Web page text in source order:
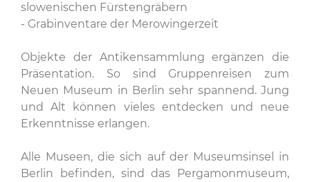
slowenischen Fürstengräbern
- Grabinventare der Merowingerzeit
Objekte der Antikensammlung ergänzen die
Präsentation. So sind Gruppenreisen zum
Neuen Museum in Berlin sehr spannend. Jung
und Alt können vieles entdecken und neue
Erkenntnisse erlangen.
Alle Museen, die sich auf der Museumsinsel in
Berlin befinden, sind das Pergamonmuseum,